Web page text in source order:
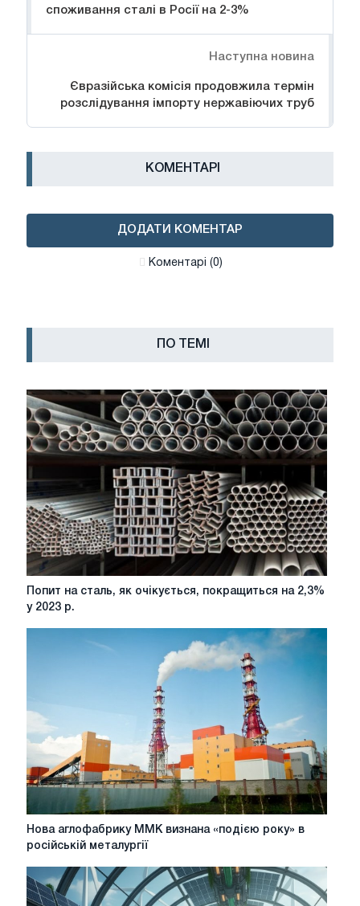
споживання сталі в Росії на 2-3%
Наступна новина
Євразійська комісія продовжила термін
розслідування імпорту нержавіючих труб
КОМЕНТАРІ
ДОДАТИ КОМЕНТАР
Коментарі (0)
ПО ТЕМІ
Попит
на
2023
Попит на сталь, як очікується, покращиться на 2,3%
у 2023 р.
Нова
аглофабрику
визнана
«подією
Нова аглофабрику ММК визнана «подією року» в
російській металургії